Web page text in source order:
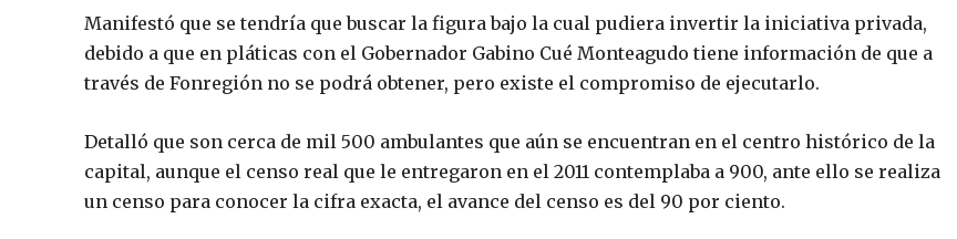
Manifestó que se tendría que buscar la figura bajo la cual pudiera invertir la iniciativa privada,
debido a que en pláticas con el Gobernador Gabino Cué Monteagudo tiene información de que a
través de Fonregión no se podrá obtener, pero existe el compromiso de ejecutarlo.
Detalló que son cerca de mil 500 ambulantes que aún se encuentran en el centro histórico de la
capital, aunque el censo real que le entregaron en el 2011 contemplaba a 900, ante ello se realiza
un censo para conocer la cifra exacta, el avance del censo es del 90 por ciento.